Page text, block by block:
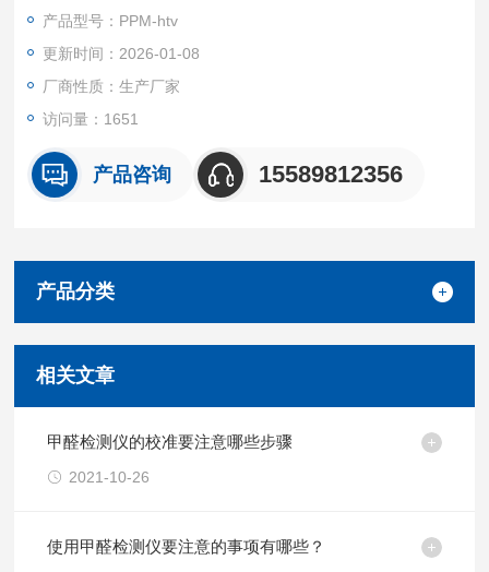
产品型号：PPM-htv
更新时间：2026-01-08
厂商性质：生产厂家
访问量：1651
产品咨询 15589812356
产品分类
相关文章
甲醛检测仪的校准要注意哪些步骤
2021-10-26
使用甲醛检测仪要注意的事项有哪些？